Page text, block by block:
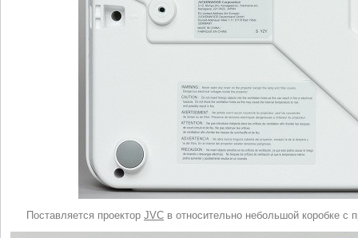
Поставляется проектор JVC в относительно небольшой коробке с